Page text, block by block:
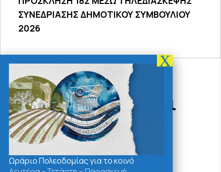
ΣΥΝΕΔΡΙΑΣΗΣ ΔΗΜΟΤΙΚΟΥ ΣΥΜΒΟΥΛΙΟΥ
2026
Δράσεις - Χρήσιμοι
Σύνδεσμοι
Ωράριο Πολεοδομίας για το κοινό